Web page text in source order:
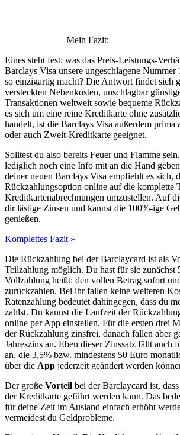
Mein Fazit:
Eines steht fest: was das Preis-Leistungs-
Barclays Visa unsere ungeschlagene Nummer
so einzigartig macht? Die Antwort findet sich
versteckten Nebenkosten, unschlagbar
Transaktionen weltweit sowie bequeme
es sich um eine reine Kreditkarte ohne
handelt, ist die Barclays Visa außerdem prima
oder auch Zweit-Kreditkarte geeignet.
Solltest du also bereits Feuer und Flamme
lediglich noch eine Info mit an die Hand
deiner neuen Barclays Visa empfiehlt es sich,
Rückzahlungsoption online auf die komplette
Kreditkartenabrechnungen umzustellen. Auf
dir lästige Zinsen und kannst die 100%-ige
genießen.
Komplettes Fazit »
Die Rückzahlung bei der Barclaycard ist als
Teilzahlung möglich. Du hast für sie zunächst
Vollzahlung heißt: den vollen Betrag sofort
zurückzahlen. Bei ihr fallen keine weiteren
Ratenzahlung bedeutet dahingegen, dass du
zahlst. Du kannst die Laufzeit der
online per App einstellen. Für die ersten drei
der Rückzahlung zinsfrei, danach fallen aber
Jahreszins an. Eben dieser Zinssatz fällt auch
an, die 3,5% bzw. mindestens 50 Euro
über die App jederzeit geändert werden
Der große Vorteil bei der Barclaycard ist,
der Kreditkarte geführt werden kann. Das
für deine Zeit im Ausland einfach erhöht
vermeidest du Geldprobleme.